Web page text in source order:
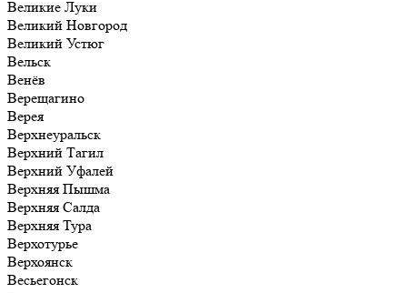
Великие Луки
Великий Новгород
Великий Устюг
Вельск
Венёв
Верещагино
Верея
Верхнеуральск
Верхний Тагил
Верхний Уфалей
Верхняя Пышма
Верхняя Салда
Верхняя Тура
Верхотурье
Верхоянск
Весьегонск